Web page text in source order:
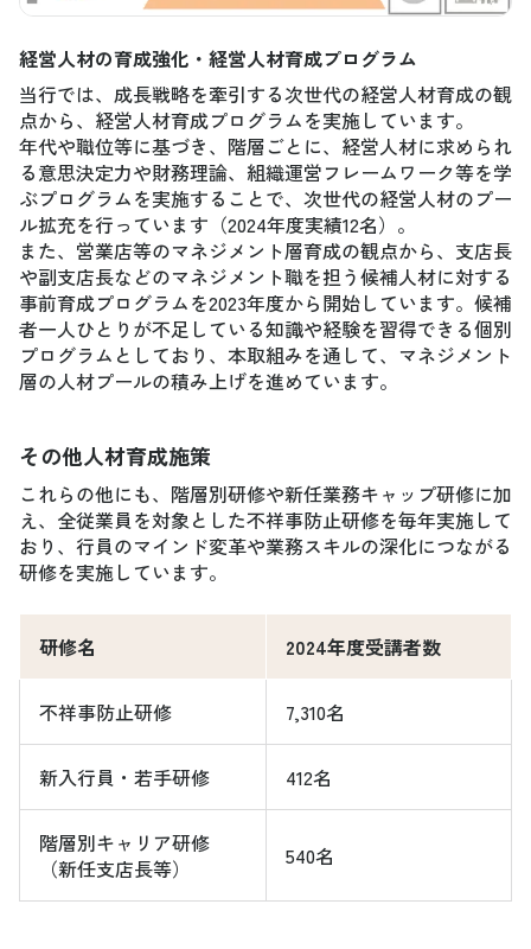
経営人材の育成強化・経営人材育成プログラム
当行では、成長戦略を牽引する次世代の経営人材育成の観
点から、経営人材育成プログラムを実施しています。
年代や職位等に基づき、階層ごとに、経営人材に求められ
る意思決定力や財務理論、組織運営フレームワーク等を学
ぶプログラムを実施することで、次世代の経営人材のプー
ル拡充を行っています（2024年度実績12名）。
また、営業店等のマネジメント層育成の観点から、支店長
や副支店長などのマネジメント職を担う候補人材に対する
事前育成プログラムを2023年度から開始しています。候補
者一人ひとりが不足している知識や経験を習得できる個別
プログラムとしており、本取組みを通して、マネジメント
層の人材プールの積み上げを進めています。
その他人材育成施策
これらの他にも、階層別研修や新任業務キャップ研修に加
え、全従業員を対象とした不祥事防止研修を毎年実施して
おり、行員のマインド変革や業務スキルの深化につながる
研修を実施しています。
研修名 2024年度受講者数
不祥事防止研修 7,310名
新入行員・若手研修 412名
階層別キャリア研修
（新任支店長等）
540名